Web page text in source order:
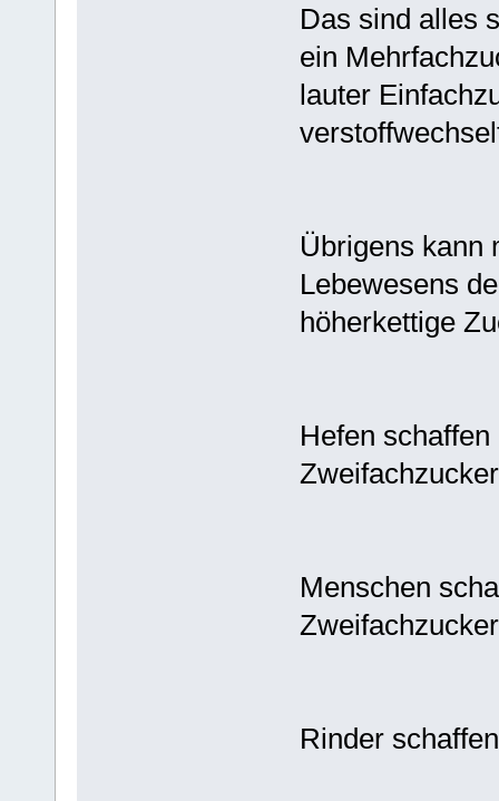
Das sind alles
ein
lauter
Übrigens kann
Lebewesens
höherkettige
Hefen
Menschen
Rinder